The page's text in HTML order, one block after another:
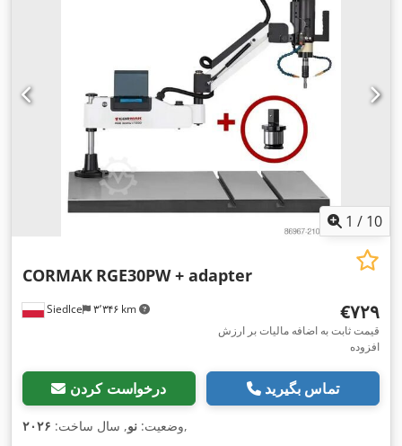
1 / 10
Siedlce ۳٬۳۴۶ km
CORMAK RGE30PW + adapter
‎€۷۲۹
قیمت ثابت به اضافه مالیات بر ارزش
افزوده
درخواست کردن تماس بگیرید
وضعیت: نو, سال ساخت: ۲۰۲۶ ,